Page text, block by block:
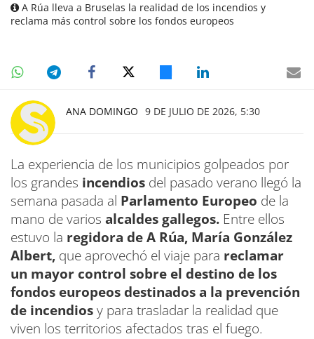
A Rúa lleva a Bruselas la realidad de los incendios y
reclama más control sobre los fondos europeos
ANA DOMINGO 9 DE JULIO DE 2026, 5:30
La experiencia de los municipios golpeados por
los grandes incendios del pasado verano llegó la
semana pasada al Parlamento Europeo de la
mano de varios alcaldes gallegos. Entre ellos
estuvo la regidora de A Rúa, María González
Albert, que aprovechó el viaje para reclamar
un mayor control sobre el destino de los
fondos europeos destinados a la prevención
de incendiosy para trasladar la realidad que
viven los territorios afectados tras el fuego.